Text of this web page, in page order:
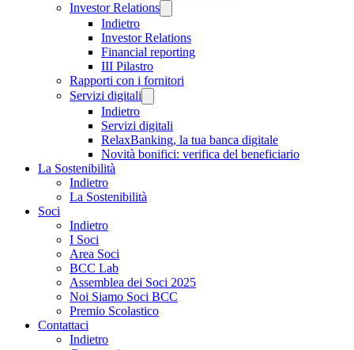
Investor Relations
Indietro
Investor Relations
Financial reporting
III Pilastro
Rapporti con i fornitori
Servizi digitali
Indietro
Servizi digitali
RelaxBanking, la tua banca digitale
Novità bonifici: verifica del beneficiario
La Sostenibilità
Indietro
La Sostenibilità
Soci
Indietro
I Soci
Area Soci
BCC Lab
Assemblea dei Soci 2025
Noi Siamo Soci BCC
Premio Scolastico
Contattaci
Indietro